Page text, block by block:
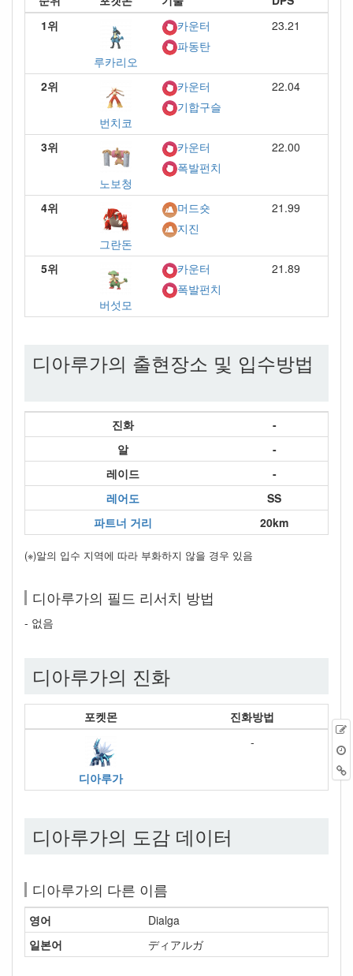
1위
루카리오
카운터
파동탄
23.21
2위
번치코
카운터
기합구슬
22.04
3위
노보청
카운터
폭발펀치
22.00
4위
그란돈
머드숏
지진
21.99
5위
버섯모
카운터
폭발펀치
21.89
디아루가의 출현장소 및 입수방법
진화
-
알
-
레이드
-
레어도
SS
파트너 거리
20km
(※)알의 입수 지역에 따라 부화하지 않을 경우 있음
디아루가의 필드 리서치 방법
- 없음
디아루가의 진화
포켓몬 진화방법
디아루가
-
디아루가의 도감 데이터
디아루가의 다른 이름
영어
Dialga
일본어
ディアルガ